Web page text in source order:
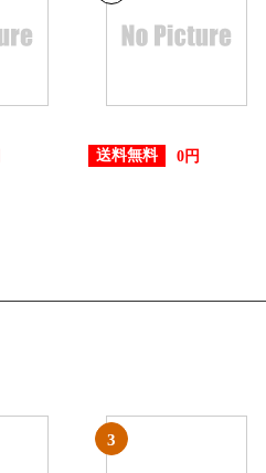
送料無料 0円
3